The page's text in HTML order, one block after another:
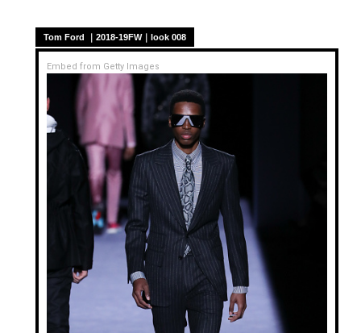
Tom Ford ｜2018-19FW｜look 008
Embed from Getty Images